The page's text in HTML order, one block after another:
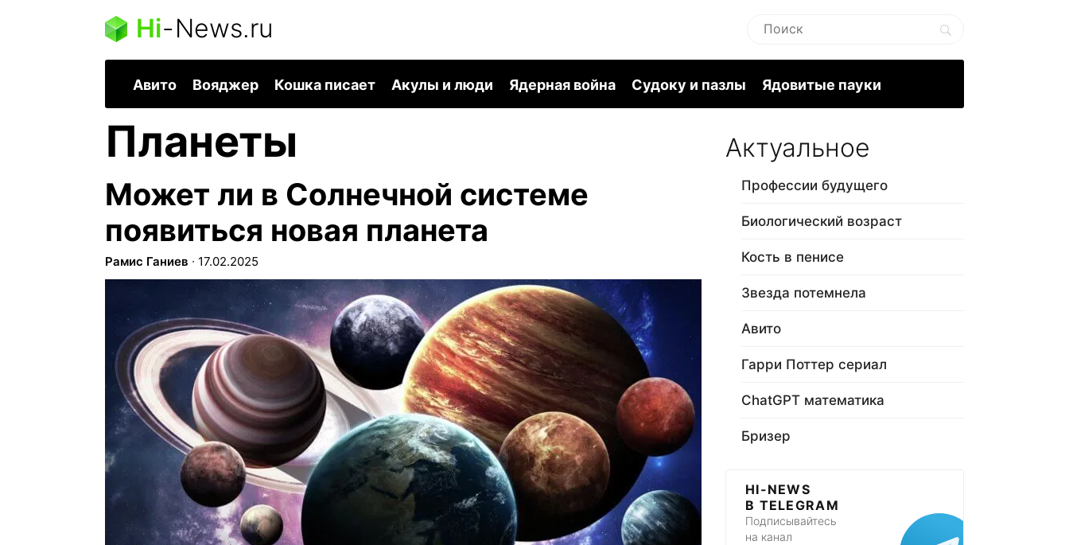
Hi-News.ru
Авито Вояджер Кошка писает Акулы и люди Ядерная война Судоку и пазлы Ядовитые пауки
Планеты
Может ли в Солнечной системе
появиться новая планета
Рамис Ганиев ∙ 17.02.2025
Актуальное
Профессии будущего
Биологический возраст
Кость в пенисе
Звезда потемнела
Авито
Гарри Поттер сериал
ChatGPT математика
Бризер
HI-NEWS
В TELEGRAM
Подписывайтесь
на канал